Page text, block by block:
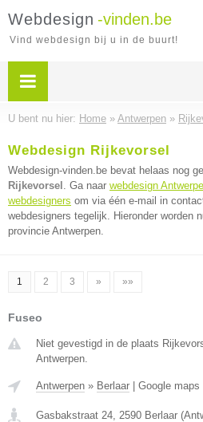
Webdesign -vinden.be
Vind webdesign bij u in de buurt!
U bent nu hier: Home » Antwerpen »
Webdesign Rijkevorsel
Webdesign-vinden.be bevat helaas nog
Rijkevorsel . Ga naar webdesign
webdesigners om via één e-mail in
webdesigners tegelijk. Hieronder worden
provincie Antwerpen.
1 2 3 » »»
Fuseo
Niet gevestigd in de plaats
Antwerpen.
Antwerpen » Berlaar Google maps
Gasbakstraat 24, 2590 Berlaar (